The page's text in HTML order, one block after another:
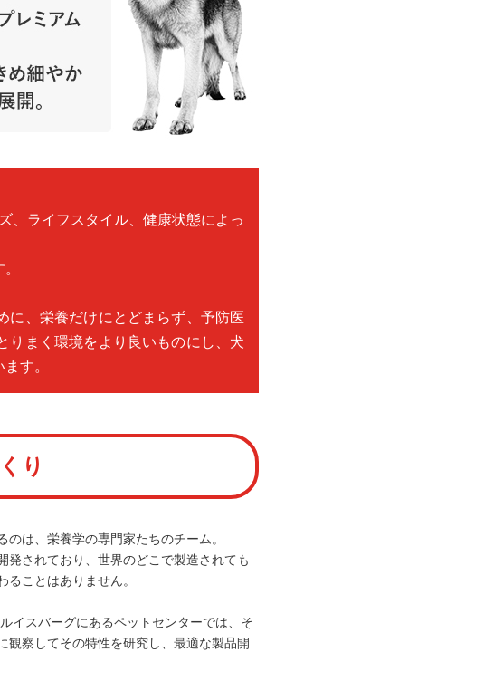
、ライフスタイル、健康状態によっ
に、栄養だけにとどまらず、予防医
りまく環境をより良いものにし、犬
す。
り
は、栄養学の専門家たちのチーム。
発されており、世界のどこで製造されても
ることはありません。
イスバーグにあるペットセンターでは、そ
観察してその特性を研究し、最適な製品開